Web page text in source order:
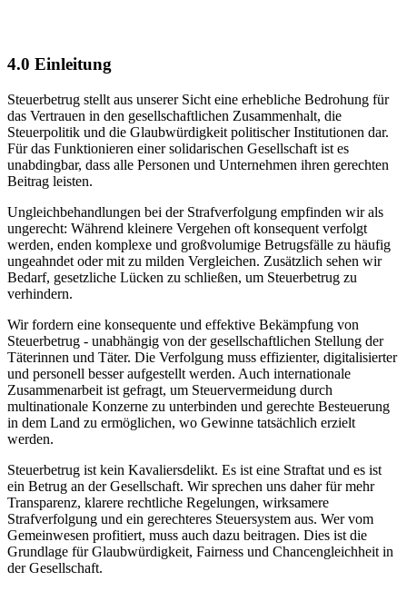
4.0 Einleitung
Steuerbetrug stellt aus unserer Sicht eine erhebliche Bedrohung für
das Vertrauen in den gesellschaftlichen Zusammenhalt, die
Steuerpolitik und die Glaubwürdigkeit politischer Institutionen dar.
Für das Funktionieren einer solidarischen Gesellschaft ist es
unabdingbar, dass alle Personen und Unternehmen ihren gerechten
Beitrag leisten.
Ungleichbehandlungen bei der Strafverfolgung empfinden wir als
ungerecht: Während kleinere Vergehen oft konsequent verfolgt
werden, enden komplexe und großvolumige Betrugsfälle zu häufig
ungeahndet oder mit zu milden Vergleichen. Zusätzlich sehen wir
Bedarf, gesetzliche Lücken zu schließen, um Steuerbetrug zu
verhindern.
Wir fordern eine konsequente und effektive Bekämpfung von
Steuerbetrug - unabhängig von der gesellschaftlichen Stellung der
Täterinnen und Täter. Die Verfolgung muss effizienter, digitalisierter
und personell besser aufgestellt werden. Auch internationale
Zusammenarbeit ist gefragt, um Steuervermeidung durch
multinationale Konzerne zu unterbinden und gerechte Besteuerung
in dem Land zu ermöglichen, wo Gewinne tatsächlich erzielt
werden.
Steuerbetrug ist kein Kavaliersdelikt. Es ist eine Straftat und es ist
ein Betrug an der Gesellschaft. Wir sprechen uns daher für mehr
Transparenz, klarere rechtliche Regelungen, wirksamere
Strafverfolgung und ein gerechteres Steuersystem aus. Wer vom
Gemeinwesen profitiert, muss auch dazu beitragen. Dies ist die
Grundlage für Glaubwürdigkeit, Fairness und Chancengleichheit in
der Gesellschaft.